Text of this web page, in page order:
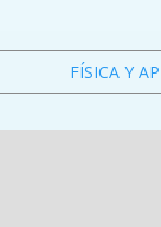
FÍSICA Y